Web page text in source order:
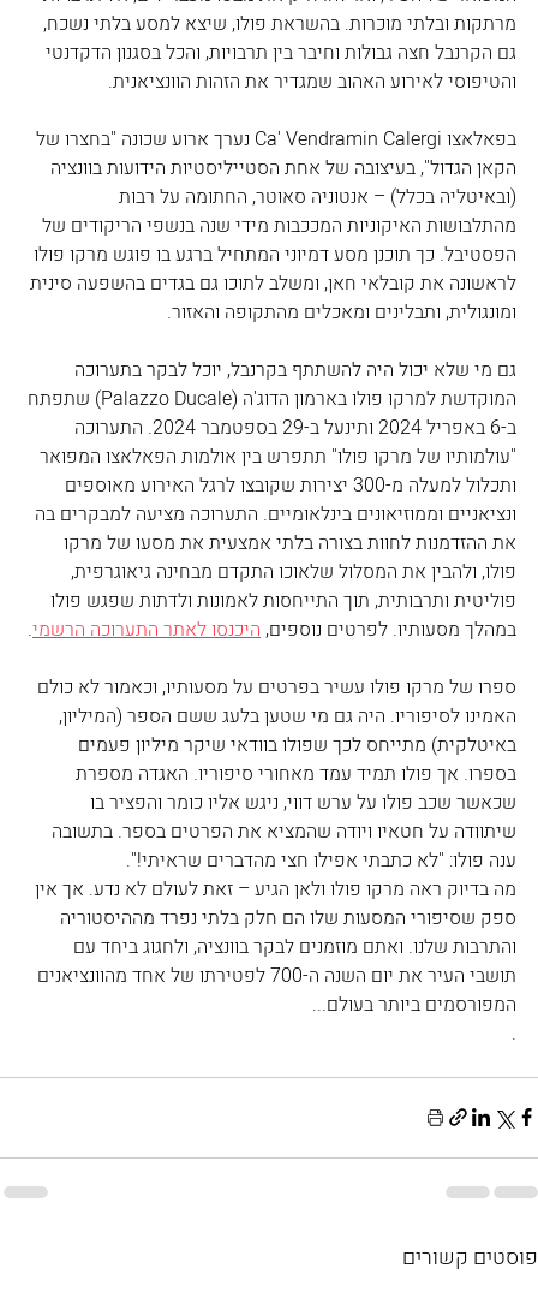
מרתקות ובלתי מוכרות. בהשראת פולו, שיצא למסע בלתי נשכח,
גם הקרנבל חצה גבולות וחיבר בין תרבויות, והכל בסגנון הדקדנטי
והטיפוסי לאירוע האהוב שמגדיר את הזהות הוונציאנית.
בפאלאצו Ca' Vendramin Calergi נערך ארוע שכונה "בחצרו של
הקאן הגדול", בעיצובה של אחת הסטייליסטיות הידועות בוונציה
(ובאיטליה בכלל) – אנטוניה סאוטר, החתומה על רבות
מהתלבושות האיקוניות המככבות מידי שנה בנשפי הריקודים של
הפסטיבל. כך תוכנן מסע דמיוני המתחיל ברגע בו פוגש מרקו פולו
לראשונה את קובלאי חאן, ומשלב לתוכו גם בגדים בהשפעה סינית
ומונגולית, ותבלינים ומאכלים מהתקופה והאזור.
גם מי שלא יכול היה להשתתף בקרנבל, יוכל לבקר בתערוכה
המוקדשת למרקו פולו בארמון הדוג'ה (Palazzo Ducale) שתפתח
ב-6 באפריל 2024 ותינעל ב-29 בספטמבר 2024. התערוכה
"עולמותיו של מרקו פולו" תתפרש בין אולמות הפאלאצו המפואר
ותכלול למעלה מ-300 יצירות שקובצו לרגל האירוע מאוספים
ונציאניים וממוזיאונים בינלאומיים. התערוכה מציעה למבקרים בה
את ההזדמנות לחוות בצורה בלתי אמצעית את מסעו של מרקו
פולו, ולהבין את המסלול שלאוכו התקדם מבחינה גיאוגרפית,
פוליטית ותרבותית, תוך התייחסות לאמונות ולדתות שפגש פולו
במהלך מסעותיו. לפרטים נוספים, היכנסו לאתר התערוכה הרשמי.
ספרו של מרקו פולו עשיר בפרטים על מסעותיו, וכאמור לא כולם
האמינו לסיפוריו. היה גם מי שטען בלעג ששם הספר (המיליון,
באיטלקית) מתייחס לכך שפולו בוודאי שיקר מיליון פעמים
בספרו. אך פולו תמיד עמד מאחורי סיפוריו. האגדה מספרת
שכאשר שכב פולו על ערש דווי, ניגש אליו כומר והפציר בו
שיתוודה על חטאיו ויודה שהמציא את הפרטים בספר. בתשובה
ענה פולו: "לא כתבתי אפילו חצי מהדברים שראיתי!".
מה בדיוק ראה מרקו פולו ולאן הגיע – זאת לעולם לא נדע. אך אין
ספק שסיפורי המסעות שלו הם חלק בלתי נפרד מההיסטוריה
והתרבות שלנו. ואתם מוזמנים לבקר בוונציה, ולחגוג ביחד עם
תושבי העיר את יום השנה ה-700 לפטירתו של אחד מהוונציאנים
המפורסמים ביותר בעולם...
.
פוסטים קשורים